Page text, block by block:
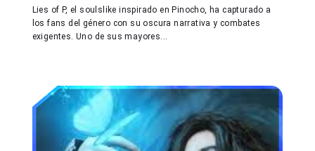
Lies of P, el soulslike inspirado en Pinocho, ha capturado a
los fans del género con su oscura narrativa y combates
exigentes. Uno de sus mayores...